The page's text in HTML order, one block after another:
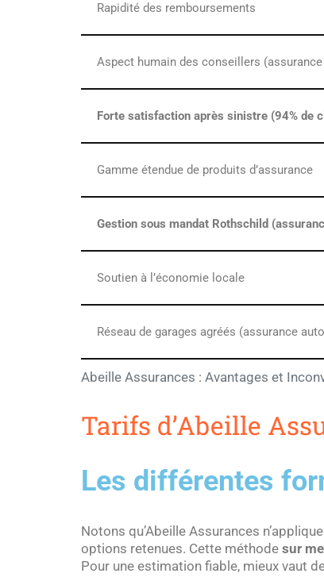
Abeille Assurances : Avantages et
Rapidité des remboursements
Aspect humain des conseillers
Forte satisfaction après sinistre (94% de
Gamme étendue de produits d’assurance
Gestion sous mandat Rothschild
Soutien à l’économie locale
Réseau de garages agréés (assurance
Tarifs d’Abeille
Les différentes
Notons qu’Abeille Assurances
options retenues. Cette méthode sur
Pour une estimation fiable, mieux vaut